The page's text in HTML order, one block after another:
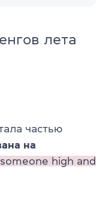
лета
частью
на
high and